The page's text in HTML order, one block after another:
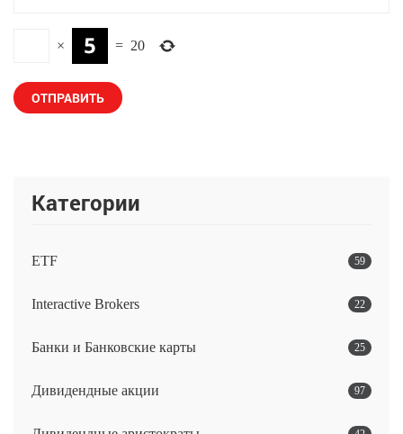
× = 20
Категории
ETF 59
Interactive Brokers 22
Банки и Банковские карты 25
Дивидендные акции 97